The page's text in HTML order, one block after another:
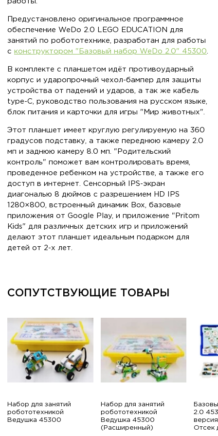
работы.
Предустановлено оригинальное программное
обеспечение WeDo 2.0 LEGO EDUCATION для
занятий по робототехнике, разработан для работы
с конструктором "Базовый набор WeDo 2.0" 45300
В комплекте с планшетом идёт противоударный
корпус и ударопрочный чехол-бампер для защиты
устройства от падений и ударов, а так же кабель
type-C, руководство пользования на русском языке,
блок питания и карточки для игры "Мир животных".
Этот планшет имеет круглую регулируемую на 360
градусов подставку, а также переднюю камеру 2.0
мп и заднюю камеру 8.0 мп. "Родительский
контроль" поможет вам контролировать время,
проведенное ребенком на устройстве, а также его
доступ в интернет. Сенсорный IPS-экран
диагональю 8 дюймов с разрешением HD IPS
1280×800, встроенный динамик Box, базовые
приложения от Google Play, и приложение "Pritom
Kids" для различных детских игр и приложений
делают этот планшет идеальным подарком для
детей от 2-х лет.
СОПУТСТВУЮЩИЕ ТОВАРЫ
Набор для занятий
робототехникой
Ведушка 45300
Набор для занятий
робототехникой
Ведушка 45300
(Расширенный)
2.0
Отсек